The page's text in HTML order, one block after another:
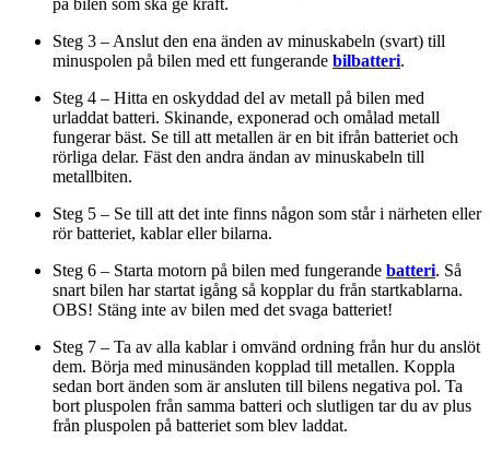
Steg 3 – Anslut den ena änden av minuskabeln (svart) till
minuspolen på bilen med ett fungerande bilbatteri.
Steg 4 – Hitta en oskyddad del av metall på bilen med
urladdat batteri. Skinande, exponerad och omålad metall
fungerar bäst. Se till att metallen är en bit ifrån batteriet och
rörliga delar. Fäst den andra ändan av minuskabeln till
metallbiten.
Steg 5 – Se till att det inte finns någon som står i närheten eller
rör batteriet, kablar eller bilarna.
Steg 6 – Starta motorn på bilen med fungerande batteri. Så
snart bilen har startat igång så kopplar du från startkablarna.
OBS! Stäng inte av bilen med det svaga batteriet!
Steg 7 – Ta av alla kablar i omvänd ordning från hur du anslöt
dem. Börja med minusänden kopplad till metallen. Koppla
sedan bort änden som är ansluten till bilens negativa pol. Ta
bort pluspolen från samma batteri och slutligen tar du av plus
från pluspolen på batteriet som blev laddat.